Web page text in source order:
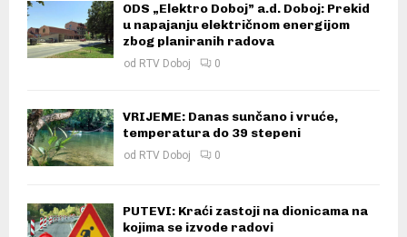
ODS „Elektro Doboj” a.d. Doboj: Prekid
u napajanju električnom energijom
zbog planiranih radova
od RTV Doboj 0
VRIJEME: Danas sunčano i vruće,
temperatura do 39 stepeni
od RTV Doboj 0
PUTEVI: Kraći zastoji na dionicama na
kojima se izvode radovi